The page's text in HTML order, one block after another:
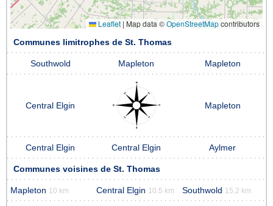
Leaflet | Map data ©OpenStreetMapcontributors
Communes limitrophes de St. Thomas
Southwold Mapleton Mapleton
Central Elgin Mapleton
Central Elgin Central Elgin Aylmer
Communes voisines de St. Thomas
Mapleton 10 km Central Elgin 10.5 km Southwold 15.2 km